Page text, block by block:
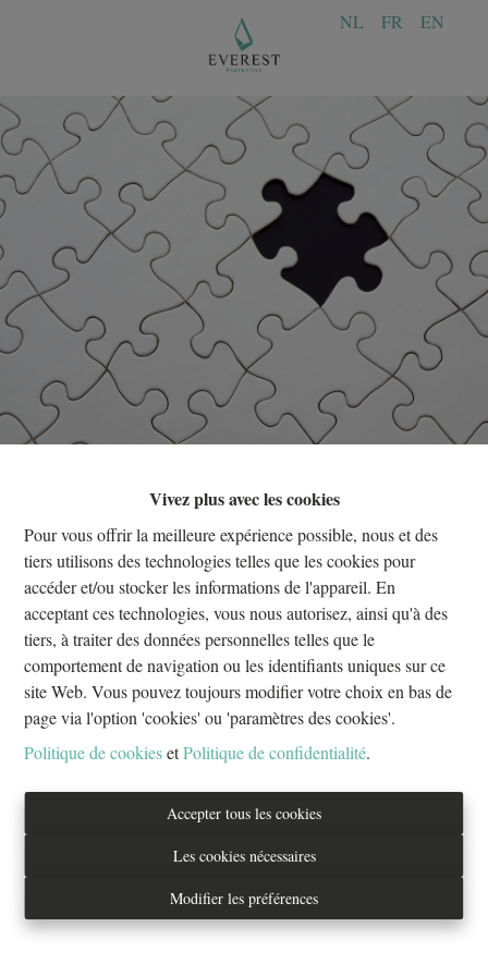
Vivez plus avec les cookies
Pour vous offrir la meilleure expérience possible, nous et des
tiers utilisons des technologies telles que les cookies pour
accéder et/ou stocker les informations de l'appareil. En
acceptant ces technologies, vous nous autorisez, ainsi qu'à des
tiers, à traiter des données personnelles telles que le
comportement de navigation ou les identifiants uniques sur ce
site Web. Vous pouvez toujours modifier votre choix en bas de
page via l'option 'cookies' ou 'paramètres des cookies'.
Politique de cookiesetPolitique de confidentialité.
Accepter tous les cookies
Les cookies nécessaires
Modifier les préférences
NL FR EN
Oups, cette page n'existe plus
À Vendre À Louer
Tél. : 02/733.70.70
Real estate